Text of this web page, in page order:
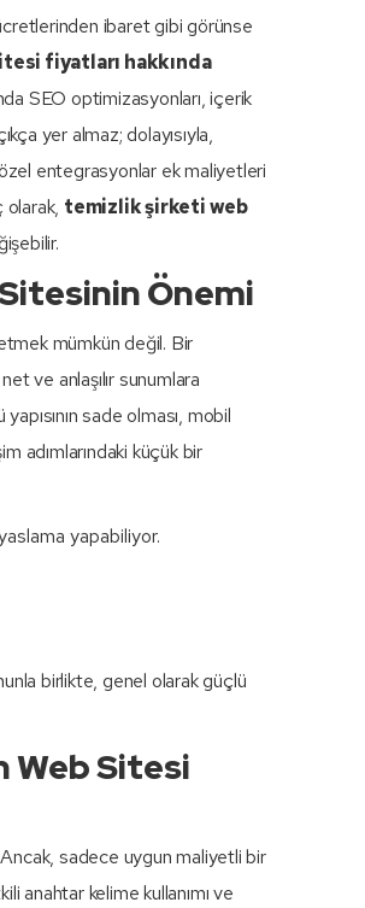
ibaret gibi görünse
fiyatları hakkında
SEO optimizasyonları, içerik
yer almaz; dolayısıyla,
entegrasyonlar ek maliyetleri
olarak, temizlik şirketi web
Önemi
mümkün değil. Bir
ve anlaşılır sunumlara
sade olması, mobil
adımlarındaki küçük bir
yapabiliyor.
birlikte, genel olarak güçlü
Web Sitesi
sadece uygun maliyetli bir
anahtar kelime kullanımı ve